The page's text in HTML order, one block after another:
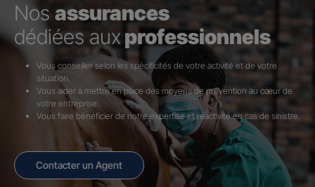
Nosassurances
dédiées aux professionnels
Vous conseiller selon les spécificités de votre activité et de votre
situation.
Vous aider à mettre en place des moyens de prévention au cœur de
votre entreprise.
Vous faire bénéficier de notre expertise et réactivité en cas de sinistre.
Contacter un Agent